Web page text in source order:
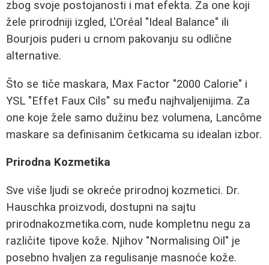
zbog svoje postojanosti i mat efekta. Za one koji
žele prirodniji izgled, L'Oréal "Ideal Balance" ili
Bourjois puderi u crnom pakovanju su odlične
alternative.
Što se tiče maskara, Max Factor "2000 Calorie" i
YSL "Effet Faux Cils" su među najhvaljenijima. Za
one koje žele samo dužinu bez volumena, Lancôme
maskare sa definisanim četkicama su idealan izbor.
Prirodna Kozmetika
Sve više ljudi se okreće prirodnoj kozmetici. Dr.
Hauschka proizvodi, dostupni na sajtu
prirodnakozmetika.com, nude kompletnu negu za
različite tipove kože. Njihov "Normalising Oil" je
posebno hvaljen za regulisanje masnoće kože.